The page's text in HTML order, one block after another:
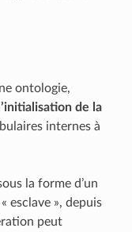
ontologie,
de la
internes à
la forme d’un
esclave », depuis
peut